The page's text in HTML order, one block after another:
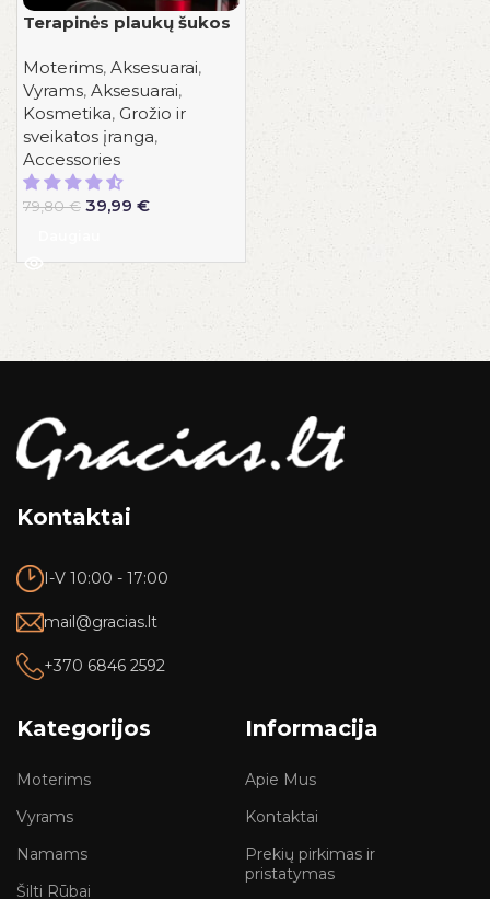
Terapinės plaukų šukos
Moterims, Aksesuarai,
Vyrams, Aksesuarai,
Kosmetika, Grožio ir
sveikatos įranga,
Accessories
79,80€ Original
39,99 €Current
39,99 €.
Kontaktai
I-V 10:00 - 17:00
mail@gracias.lt
+370 6846 2592
Kategorijos
Moterims
Vyrams
Namams
Šilti Rūbai
Informacija
Apie Mus
Kontaktai
Prekių pirkimas ir
pristatymas